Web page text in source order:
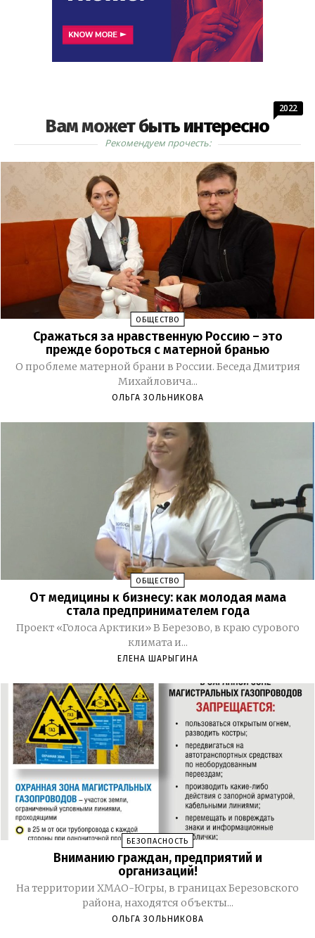
Вам может быть интересно
2022
Рекомендуем прочесть:
ОБЩЕСТВО
Сражаться за нравственную Россию – это
прежде бороться с матерной бранью
О проблеме матерной брани в России. Беседа Дмитрия
Михайловича...
ОЛЬГА ЗОЛЬНИКОВА
ОБЩЕСТВО
От медицины к бизнесу: как молодая мама
стала предпринимателем года
Проект «Голоса Арктики» В Березово, в краю сурового
климата и...
ЕЛЕНА ШАРЫГИНА
БЕЗОПАСНОСТЬ
Вниманию граждан, предприятий и
организаций!
На территории ХМАО-Югры, в границах Березовского
района, находятся объекты...
ОЛЬГА ЗОЛЬНИКОВА